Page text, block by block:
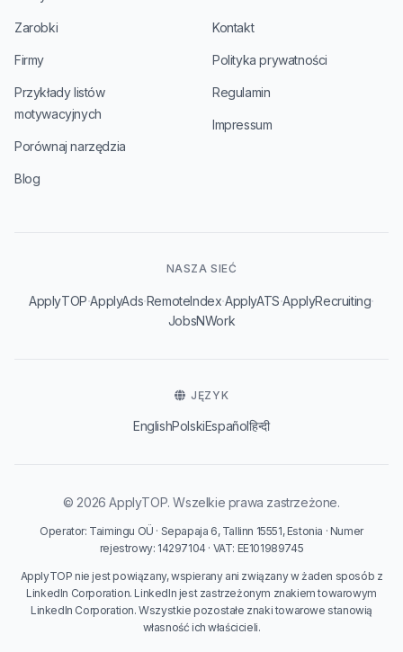
Zarobki
Firmy
Przykłady listów
motywacyjnych
Porównaj narzędzia
Blog
Kontakt
Polityka prywatności
Regulamin
Impressum
NASZA SIEĆ
ApplyTOP·ApplyAds·RemoteIndex·ApplyATS·ApplyRecruiting·
JobsNWork
JĘZYK
EnglishPolskiEspañolहिन्दी
© 2026 ApplyTOP. Wszelkie prawa zastrzeżone.
Operator: Taimingu OÜ · Sepapaja 6, Tallinn 15551, Estonia · Numer
rejestrowy: 14297104 · VAT: EE101989745
ApplyTOP nie jest powiązany, wspierany ani związany w żaden sposób z
LinkedIn Corporation. LinkedIn jest zastrzeżonym znakiem towarowym
LinkedIn Corporation. Wszystkie pozostałe znaki towarowe stanowią
własność ich właścicieli.